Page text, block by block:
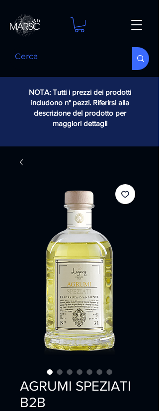
NOTA: Tutti i prezzi dei prodotti
includono n° pezzi. Riferirsi alla
descrizione del prodotto per
maggiori dettagli
AGRUMI SPEZIATI
B2B